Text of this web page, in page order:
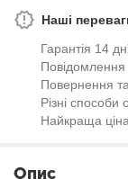
Наші
Гарантія 14
Повернення
Різні способи
Найкраща ціна
Опис